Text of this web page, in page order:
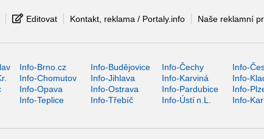
Editovat Kontakt, reklama / Portaly.info Naše reklamní
Info-Brno.cz Info-Budějovice Info-Čechy Info-
Info-Chomutov Info-Jihlava Info-Karviná Info-
Info-Opava Info-Ostrava Info-Pardubice Info-
Info-Teplice Info-Třebíč Info-Ústí n.L. Info-